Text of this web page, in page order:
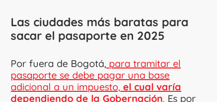
Las ciudades más baratas para
sacar el pasaporte en 2025
Por fuera de Bogotá, para tramitar el
pasaporte se debe pagar una base
adicional a un impuesto, el cual varía
dependiendo de la Gobernación. Es por